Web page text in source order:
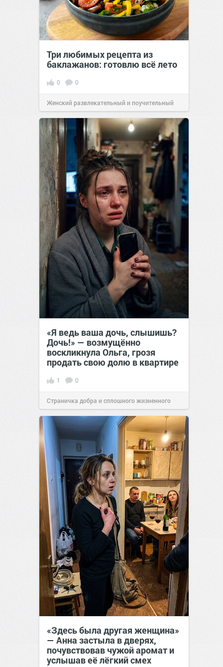
Три любимых рецепта из
баклажанов: готовлю всё лето
0 0
Женский развлекательный и поучительный
сайт.20:34Вчера
«Я ведь ваша дочь, слышишь?
Дочь!» — возмущённо
воскликнула Ольга, грозя
продать свою долю в квартире
1 0
Страничка добра и сплошного жизненного
позитива!14:38Вчера
«Здесь была другая женщина»
— Анна застыла в дверях,
почувствовав чужой аромат и
услышав её лёгкий смех